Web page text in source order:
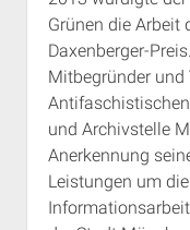
Grünen die Arbeit
Daxenberger-
Mitbegründer und
und Archivstelle
Anerkennung
Leistungen um